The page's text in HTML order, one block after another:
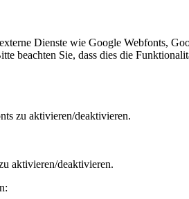
Dienste wie Google Webfonts,
beachten Sie, dass dies die
zu aktivieren/deaktivieren.
aktivieren/deaktivieren.